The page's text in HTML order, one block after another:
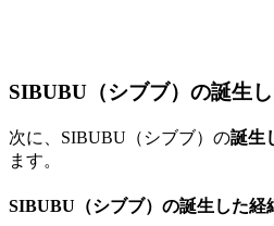
SIBUBU（シブブ）の誕生
次に、SIBUBU（シブブ）の誕生
ます。
SIBUBU（シブブ）の誕生した経